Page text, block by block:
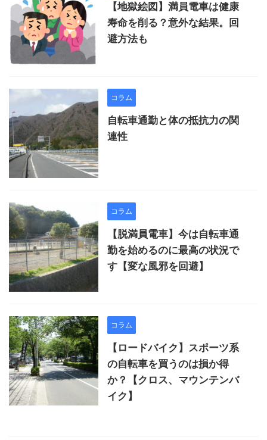
【地獄絵図】満員電車は健康
寿命を削る？意外な結果。回
避方法も
コラム
自転車通勤と体の抵抗力の関
連性
コラム
【脱満員電車】今は自転車通
勤を始めるのに最高の状況で
す【変な風邪を回避】
コラム
【ロードバイク】スポーツ系
の自転車を買うのは損か得
か？【クロス、マウンテンバ
イク】